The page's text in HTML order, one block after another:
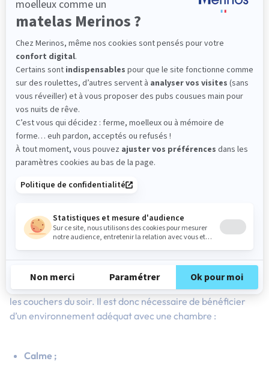
a aussi bien sûr de nombreux bienfaits pour bébé. Elle
permet notamment de :
Recharger les batteries pour le reste de la journée.
Consolider la mémoire et les apprentissages.
Préserver un rythme de développement sain.
Réguler l’humeur.
Ces temps de sommeil en plus dans la journée ne sont donc
pas seulement dédiés à répondre à un besoin de dormir,
La sieste est donc à inclure dans le planning des activités
quotidiennes pour que bébé se sente bien.
COMMENT FAVORISER UNE SIESTE DE QUALITÉ ?
Les temps de sieste sont à préparer exactement comme
les couchers du soir. Il est donc nécessaire de bénéficier
d’un environnement adéquat avec une chambre :
Calme ;